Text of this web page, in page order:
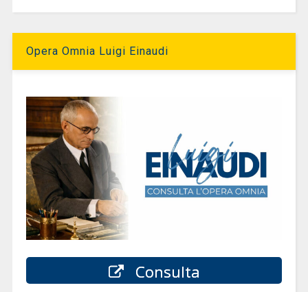
Opera Omnia Luigi Einaudi
Consulta